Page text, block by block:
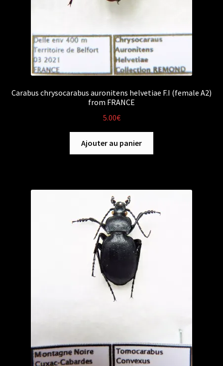
Carabus chrysocarabus auronitens helvetiae F.I (female A2)
from FRANCE
5.00€
Ajouter au panier